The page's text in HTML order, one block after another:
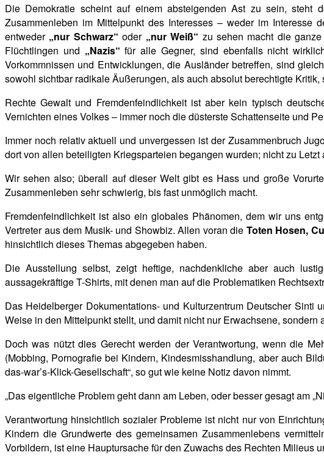
Die Demokratie scheint auf einem absteigenden Ast zu sein,
Zusammenleben im Mittelpunkt des Interesses – weder im Interesse
entweder „nur Schwarz“ oder „nur Weiß“ zu sehen macht die
Flüchtlingen und „Nazis“für alle Gegner, sind ebenfalls nicht
Vorkommnissen und Entwicklungen, die Ausländer betreffen, sind
sowohl sichtbar radikale Äußerungen, als auch absolut berechtigte
Rechte Gewalt und Fremdenfeindlichkeit ist aber kein typisch
Vernichten eines Volkes – immer noch die düsterste Schattenseite und
Immer noch relativ aktuell und unvergessen ist derZusammenbruch
dort von allen beteiligten Kriegsparteien begangen wurden; nicht zu
Wir sehen also; überall auf dieser Welt gibt es Hass und große
Zusammenleben sehr schwierig, bis fast unmöglich macht.
Fremdenfeindlichkeit ist also ein globales Phänomen, dem wir uns
Vertreter aus dem Musik- und Showbiz. Allen voran die Toten Hosen,
hinsichtlich dieses Themas abgegeben haben.
Die Ausstellung selbst, zeigt heftige, nachdenkliche aber auch
aussagekräftige T-Shirts, mit denen man auf die Problematiken
Das Heidelberger Dokumentations- und Kulturzentrum Deutscher
Weise in den Mittelpunkt stellt, und damit nicht nur Erwachsene,
Doch was nützt dies Gerecht werden der Verantwortung, wenn die
(Mobbing, Pornografie bei Kindern, Kindesmisshandlung, aber auch
das-war’s-Klick-Gesellschaft“, so gut wie keine Notiz davon nimmt.
„Das eigentliche Problem geht dann am Leben, oder besser gesagt am
Verantwortung hinsichtlich sozialer Probleme ist nicht nur von
Kindern die Grundwerte des gemeinsamen Zusammenlebens
Vorbildern, ist eine Hauptursache für den Zuwachs des Rechten Milieus